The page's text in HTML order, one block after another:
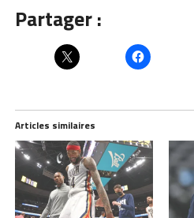
Partager :
Articles similaires